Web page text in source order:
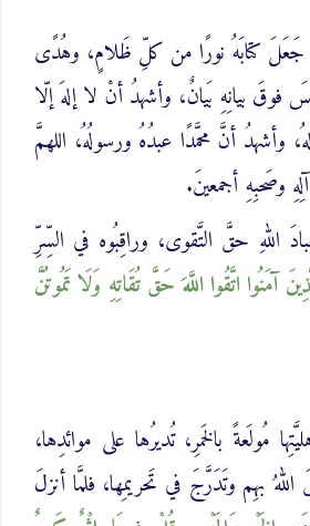
جَعَلَ كتابَهُ نورًا من كلِّ ظَلامٍ، وهُدًى
فوقَ بيانِهِ بَيانٌ، وأشهدُ أنْ لا إلهَ إلّا
وأشهدُ أنَّ محمَّدًا عبدُهُ ورسولُهُ، اللهمَّ
وصَحبِهِ أجمعينَ.
اللهِ حقَّ التَّقوى، وراقِبُوه في السِّرِّ
آمَنُوا اتَّقُوا اللَّهَ حَقَّ تُقَاتِهِ وَلَا تَمُوتُنَّ
مُولَعةً بالخَمرِ، تُديرُها على موائدِها،
اللهُ بهِم وتَدَرَّجَ في تَحريمِها، فلمَّا أنزلَ